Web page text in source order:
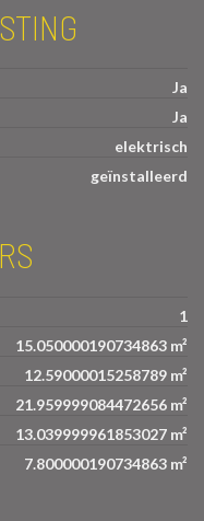
Ja
Ja
elektrisch
geïnstalleerd
1
15.050000190734863 m²
12.59000015258789 m²
21.959999084472656 m²
13.039999961853027 m²
7.800000190734863 m²